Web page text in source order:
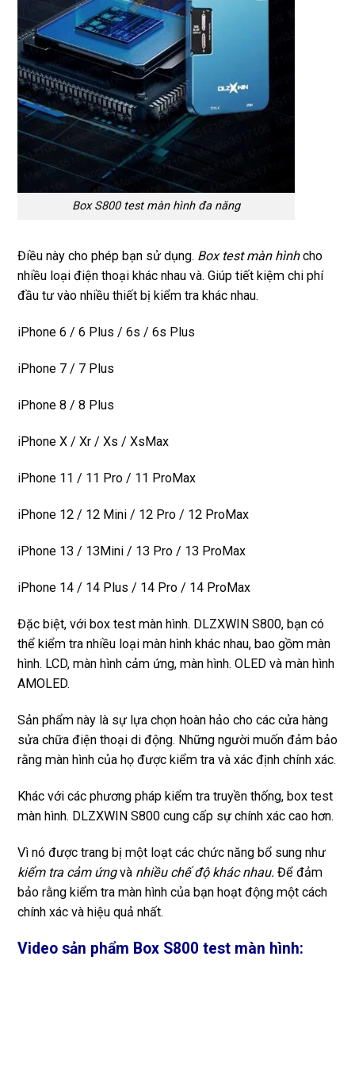
Box S800 test màn hình đa năng
Điều này cho phép bạn sử dụng. Box test màn hìnhcho
nhiều loại điện thoại khác nhau và. Giúp tiết kiệm chi phí
đầu tư vào nhiều thiết bị kiểm tra khác nhau.
iPhone 6 / 6 Plus / 6s / 6s Plus
iPhone 7 / 7 Plus
iPhone 8 / 8 Plus
iPhone X / Xr / Xs / XsMax
iPhone 11 / 11 Pro / 11 ProMax
iPhone 12 / 12 Mini / 12 Pro / 12 ProMax
iPhone 13 / 13Mini / 13 Pro / 13 ProMax
iPhone 14 / 14 Plus / 14 Pro / 14 ProMax
Đặc biệt, với box test màn hình. DLZXWIN S800, bạn có
thể kiểm tra nhiều loại màn hình khác nhau, bao gồm màn
hình. LCD, màn hình cảm ứng, màn hình. OLED và màn hình
AMOLED.
Sản phẩm này là sự lựa chọn hoàn hảo cho các cửa hàng
sửa chữa điện thoại di động. Những người muốn đảm bảo
rằng màn hình của họ được kiểm tra và xác định chính xác.
Khác với các phương pháp kiểm tra truyền thống, box test
màn hình. DLZXWIN S800 cung cấp sự chính xác cao hơn.
Vì nó được trang bị một loạt các chức năng bổ sung như
kiểm tra cảm ứngvà nhiều chế độ khác nhau. Để đảm
bảo rằng kiểm tra màn hình của bạn hoạt động một cách
chính xác và hiệu quả nhất.
Video sản phẩm Box S800 test màn hình: